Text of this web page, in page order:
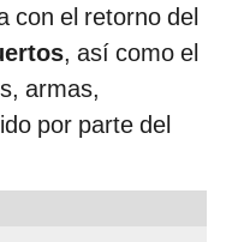
con el retorno del
, así como el
armas,
por parte del